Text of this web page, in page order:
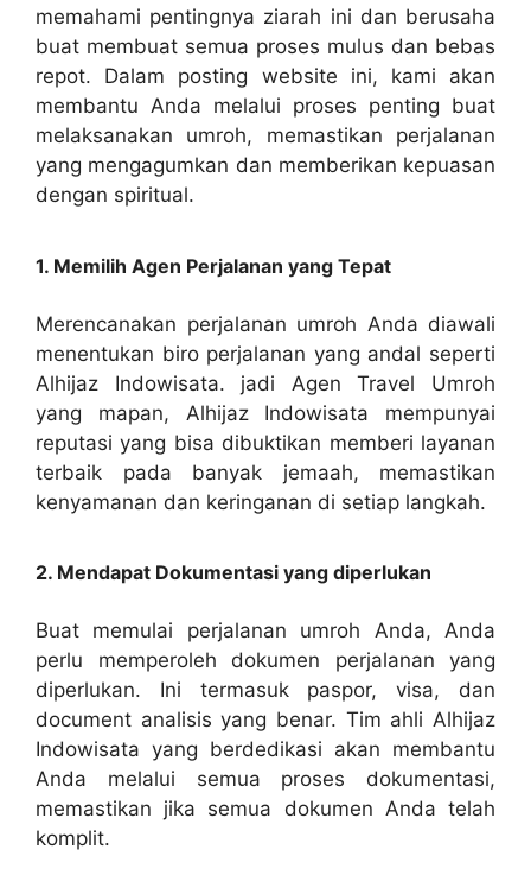
memahami pentingnya ziarah ini dan berusaha
buat membuat semua proses mulus dan bebas
repot. Dalam posting website ini, kami akan
membantu Anda melalui proses penting buat
melaksanakan umroh, memastikan perjalanan
yang mengagumkan dan memberikan kepuasan
dengan spiritual.
1. Memilih Agen Perjalanan yang Tepat
Merencanakan perjalanan umroh Anda diawali
menentukan biro perjalanan yang andal seperti
Alhijaz Indowisata. jadi Agen Travel Umroh
yang mapan, Alhijaz Indowisata mempunyai
reputasi yang bisa dibuktikan memberi layanan
terbaik pada banyak jemaah, memastikan
kenyamanan dan keringanan di setiap langkah.
2. Mendapat Dokumentasi yang diperlukan
Buat memulai perjalanan umroh Anda, Anda
perlu memperoleh dokumen perjalanan yang
diperlukan. Ini termasuk paspor, visa, dan
document analisis yang benar. Tim ahli Alhijaz
Indowisata yang berdedikasi akan membantu
Anda melalui semua proses dokumentasi,
memastikan jika semua dokumen Anda telah
komplit.